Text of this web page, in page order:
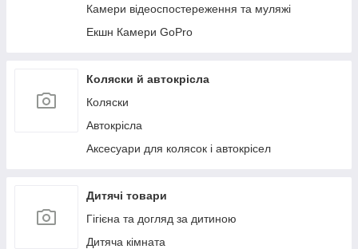
Камери відеоспостереження та муляжі
Екшн Камери GoPro
Коляски й автокрісла
Коляски
Автокрісла
Аксесуари для колясок і автокрісел
Дитячі товари
Гігієна та догляд за дитиною
Дитяча кімната